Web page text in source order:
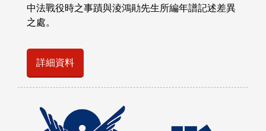
中法戰役時之事蹟與淩鴻勛先生所編年譜記述差異
之處。
詳細資料